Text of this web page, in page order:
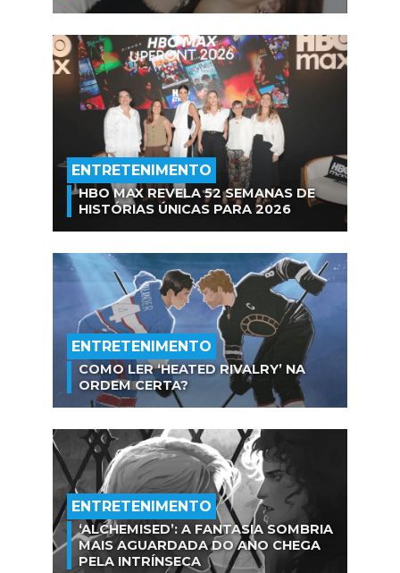
ENTRETENIMENTO
HBO MAX REVELA 52 SEMANAS DE
HISTÓRIAS ÚNICAS PARA 2026
ENTRETENIMENTO
COMO LER ‘HEATED RIVALRY’ NA
ORDEM CERTA?
ENTRETENIMENTO
‘ALCHEMISED’: A FANTASIA SOMBRIA
MAIS AGUARDADA DO ANO CHEGA
PELA INTRÍNSECA